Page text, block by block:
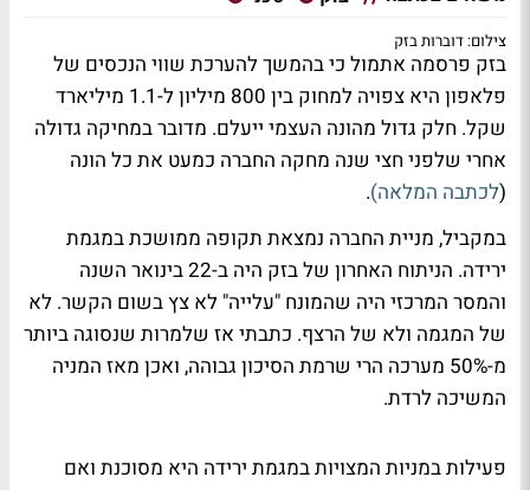
צילום: דוברות בזק
בזק פרסמה אתמול כי בהמשך להערכת שווי הנכסים של
פלאפון היא צפויה למחוק בין 800 מיליון ל-1.1 מיליארד
שקל. חלק גדול מהונה העצמי ייעלם. מדובר במחיקה גדולה
אחרי שלפני חצי שנה מחקה החברה כמעט את כל הונה
(לכתבה המלאה).
במקביל, מניית החברה נמצאת תקופה ממושכת במגמת
ירידה. הניתוח האחרון של בזק היה ב-22 בינואר השנה
והמסר המרכזי היה שהמונח "עלייה" לא צץ בשום הקשר. לא
של המגמה ולא של הרצף. כתבתי אז שלמרות שנסוגה ביותר
מ-50% מערכה הרי שרמת הסיכון גבוהה, ואכן מאז המניה
המשיכה לרדת.
פעילות במניות המצויות במגמת ירידה היא מסוכנת ואם